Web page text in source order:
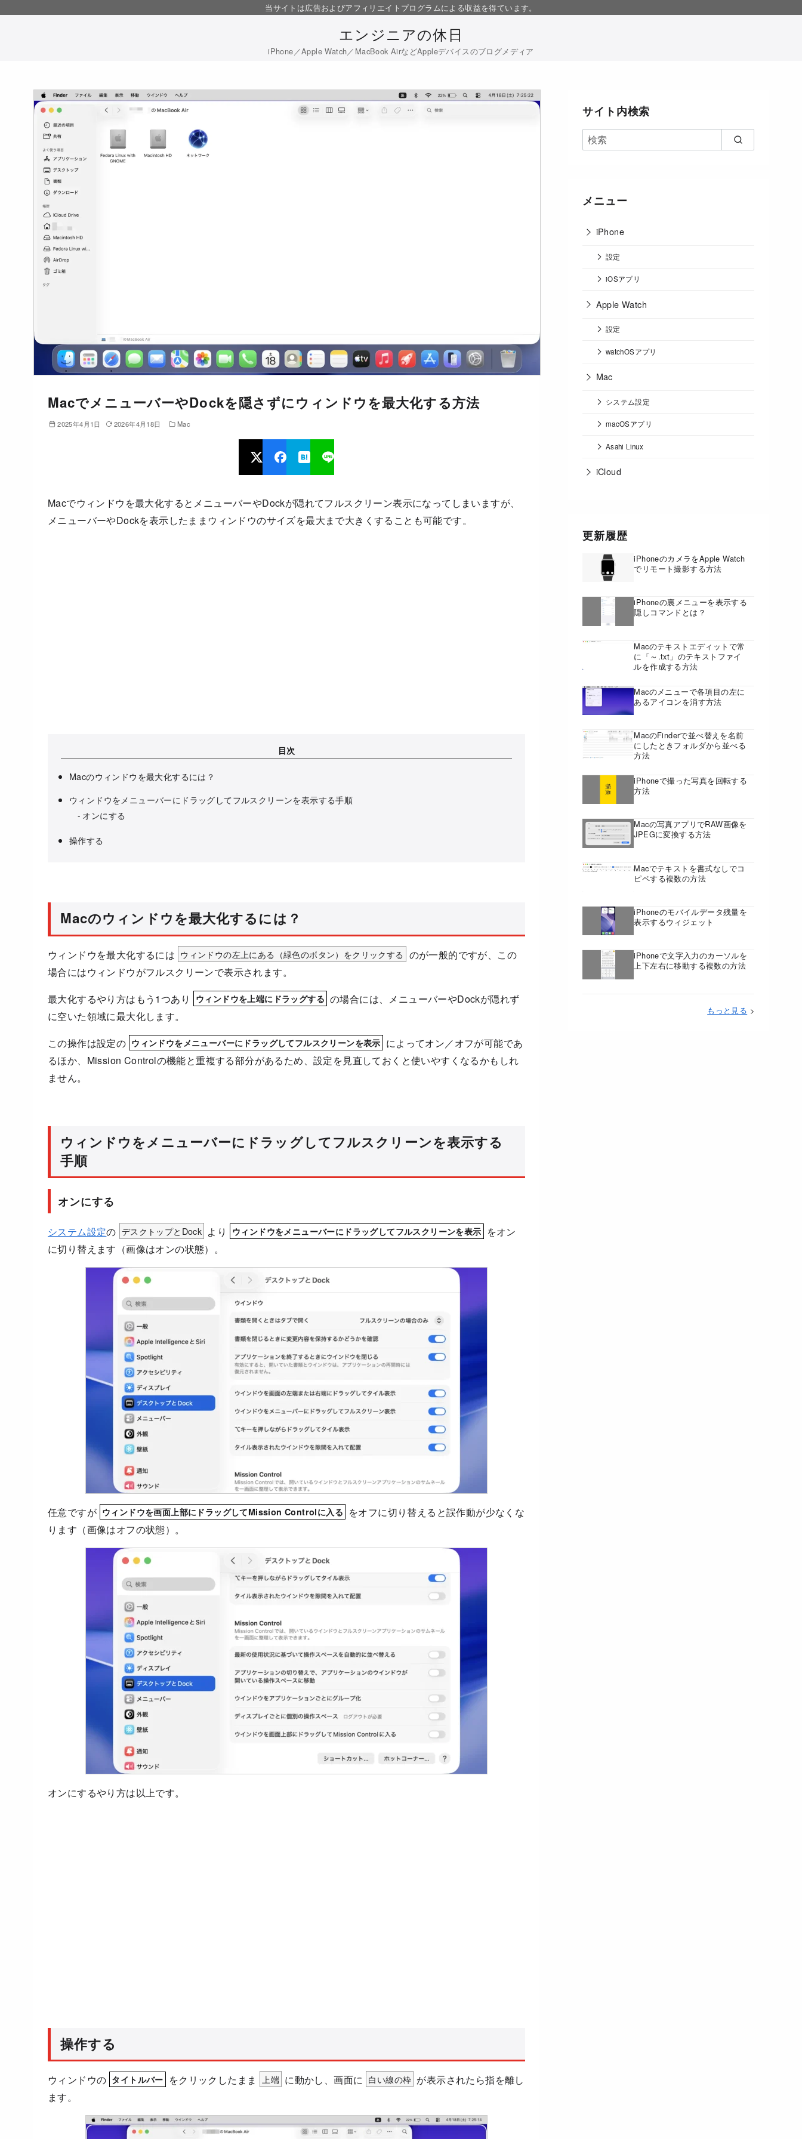
当サイトは広告およびアフィリエイトプログラムによる収益を得ています。
エンジニアの休日
iPhone／Apple Watch／MacBook AirなどAppleデバイスのブログメディア
MacでメニューバーやDockを隠さずにウィンドウを最大化する方法
2025年4月1日 2026年4月18日 Mac
Macでウィンドウを最大化するとメニューバーやDockが隠れてフルスクリーン表示になってしまいますが、
メニューバーやDockを表示したままウィンドウのサイズを最大まで大きくすることも可能です。
目次
Macのウィンドウを最大化するには？
ウィンドウをメニューバーにドラッグしてフルスクリーンを表示する手順
オンにする
操作する
Macのウィンドウを最大化するには？
ウィンドウを最大化するには ウィンドウの左上にある（緑色のボタン）をクリックする のが一般的ですが、この
場合にはウィンドウがフルスクリーンで表示されます。
最大化するやり方はもう1つあり
ウィンドウを上端にドラッグする の場合には、メニューバーやDockが隠れず
に空いた領域に最大化します。
この操作は設定の ウィンドウをメニューバーにドラッグしてフルスクリーンを表示 によってオン／オフが可能であ
るほか、Mission Controlの機能と重複する部分があるため、設定を見直しておくと使いやすくなるかもしれ
ません。
ウィンドウをメニューバーにドラッグしてフルスクリーンを表示する
手順
オンにする
システム設定の デスクトップとDock より ウィンドウをメニューバーにドラッグしてフルスクリーンを表示 をオン
に切り替えます（画像はオンの状態）。
任意ですが ウィンドウを画面上部にドラッグしてMission Controlに入る をオフに切り替えると誤作動が少なくな
ります（画像はオフの状態）。
オンにするやり方は以上です。
操作する
ウィンドウの タイトルバー をクリックしたまま 上端 に動かし、画面に 白い線の枠 が表示されたら指を離し
ます。
サイト内検索
メニュー
iPhone
設定
iOSアプリ
Apple Watch
設定
watchOSアプリ
Mac
システム設定
macOSアプリ
Asahi Linux
iCloud
更新履歴
iPhoneのカメラをApple Watch
でリモート撮影する方法
iPhoneの裏メニューを表示する
隠しコマンドとは？
Macのテキストエディットで常
に「～.txt」のテキストファイ
ルを作成する方法
Macのメニューで各項目の左に
あるアイコンを消す方法
MacのFinderで並べ替えを名前
にしたときフォルダから並べる
方法
iPhoneで撮った写真を回転する
方法
Macの写真アプリでRAW画像を
JPEGに変換する方法
Macでテキストを書式なしでコ
ピペする複数の方法
iPhoneのモバイルデータ残量を
表示するウィジェット
iPhoneで文字入力のカーソルを
上下左右に移動する複数の方法
もっと見る >